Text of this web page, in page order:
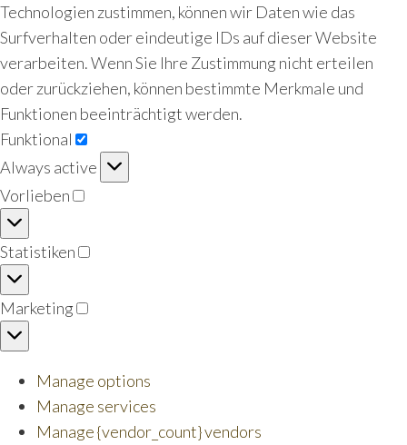
Technologien zustimmen, können wir Daten wie das
Surfverhalten oder eindeutige IDs auf dieser Website
verarbeiten. Wenn Sie Ihre Zustimmung nicht erteilen
oder zurückziehen, können bestimmte Merkmale und
Funktionen beeinträchtigt werden.
Funktional
Funktional
Always active
Vorlieben
Vorlieben
Statistiken
Statistiken
Marketing
Marketing
Manage options
Manage services
Manage {vendor_count} vendors